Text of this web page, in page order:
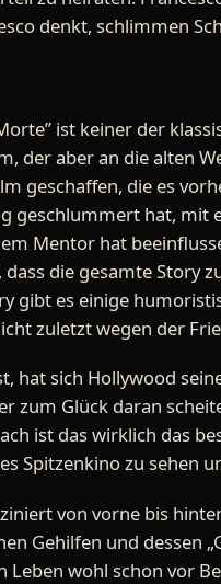
denkt, schlimmen
ist keiner der
der aber an die alten
geschaffen, die es
geschlummert hat, mit
Mentor hat
die gesamte Story
gibt es einige
zuletzt wegen der
hat sich Hollywood
zum Glück daran
ist das wirklich das
Spitzenkino zu sehen
von vorne bis
Gehilfen und dessen
wohl schon vor